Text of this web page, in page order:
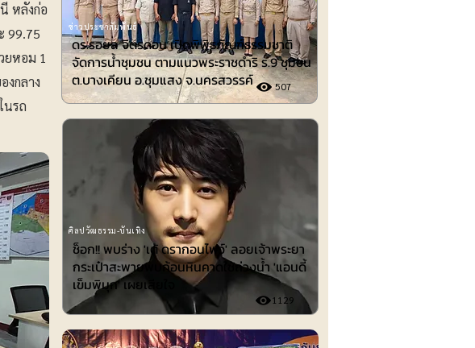
หลังก่อ
99.75
ยหอม 1
งกลาง
นรถ
ดร.รอยล จิตรดอน เปิดพิพิธภัณฑ์ธรรมชาติ
จัดการน้ำชุมชน ตามแนวพระราชดำริ ร.9 ชุมชน
ต.บางเคียน อ.ชุมแสง จ.นครสวรรค์
507
ข่าวประชาสัมพันธ์
ช็อก!! พบร่าง 'เต้ ดรากอนไฟว์' ลอยเจ้าพระยา
กระเป๋าสะพายพบก้อนหินคาดใช้ถ่วงน้ำ 'แอนดี้
เข็มพิมุก' เผยเสียใจ
1129
ศิลปวัฒธรรม-บันเทิง